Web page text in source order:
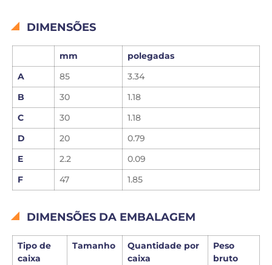
DIMENSÕES
mm
polegadas
A
85
3.34
B
30
1.18
C
30
1.18
D
20
0.79
E
2.2
0.09
F
47 1.85
DIMENSÕES DA EMBALAGEM
Tipo de
caixa
Tamanho
Quantidade por
caixa
Peso
bruto